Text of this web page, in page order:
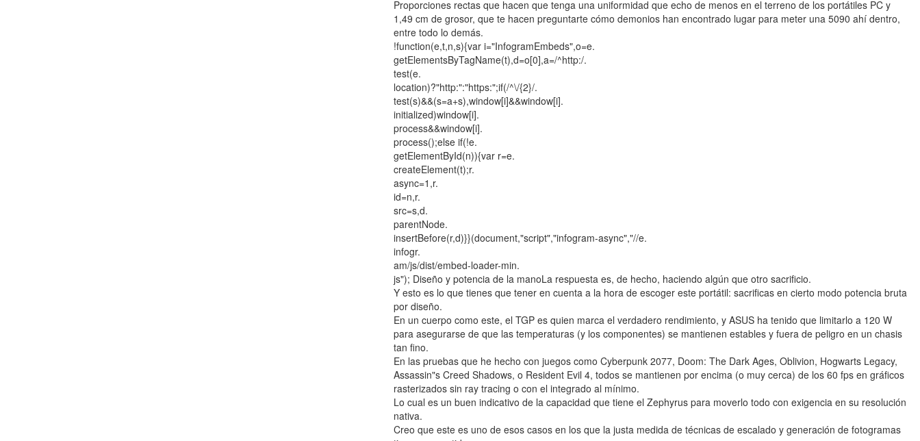
Proporciones rectas que hacen que tenga una uniformidad que echo de menos en el terreno de los portátiles PC y
1,49 cm de grosor, que te hacen preguntarte cómo demonios han encontrado lugar para meter una 5090 ahí dentro,
entre todo lo demás.
!function(e,t,n,s){var i="InfogramEmbeds",o=e.
getElementsByTagName(t),d=o[0],a=/^http:/.
test(e.
location)?"http:":"https:";if(/^\/{2}/.
test(s)&&(s=a+s),window[i]&&window[i].
initialized)window[i].
process&&window[i].
process();else if(!e.
getElementById(n)){var r=e.
createElement(t);r.
async=1,r.
id=n,r.
src=s,d.
parentNode.
insertBefore(r,d)}}(document,"script","infogram-async","//e.
infogr.
am/js/dist/embed-loader-min.
js"); Diseño y potencia de la manoLa respuesta es, de hecho, haciendo algún que otro sacrificio.
Y esto es lo que tienes que tener en cuenta a la hora de escoger este portátil: sacrificas en cierto modo potencia bruta
por diseño.
En un cuerpo como este, el TGP es quien marca el verdadero rendimiento, y ASUS ha tenido que limitarlo a 120 W
para asegurarse de que las temperaturas (y los componentes) se mantienen estables y fuera de peligro en un chasis
tan fino.
En las pruebas que he hecho con juegos como Cyberpunk 2077, Doom: The Dark Ages, Oblivion, Hogwarts Legacy,
Assassin"s Creed Shadows, o Resident Evil 4, todos se mantienen por encima (o muy cerca) de los 60 fps en gráficos
rasterizados sin ray tracing o con el integrado al mínimo.
Lo cual es un buen indicativo de la capacidad que tiene el Zephyrus para moverlo todo con exigencia en su resolución
nativa.
Creo que este es uno de esos casos en los que la justa medida de técnicas de escalado y generación de fotogramas